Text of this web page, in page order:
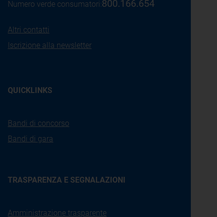
Numero verde consumatori:800.166.654
Altri contatti
Iscrizione alla newsletter
QUICKLINKS
Bandi di concorso
Bandi di gara
TRASPARENZA E SEGNALAZIONI
Amministrazione trasparente